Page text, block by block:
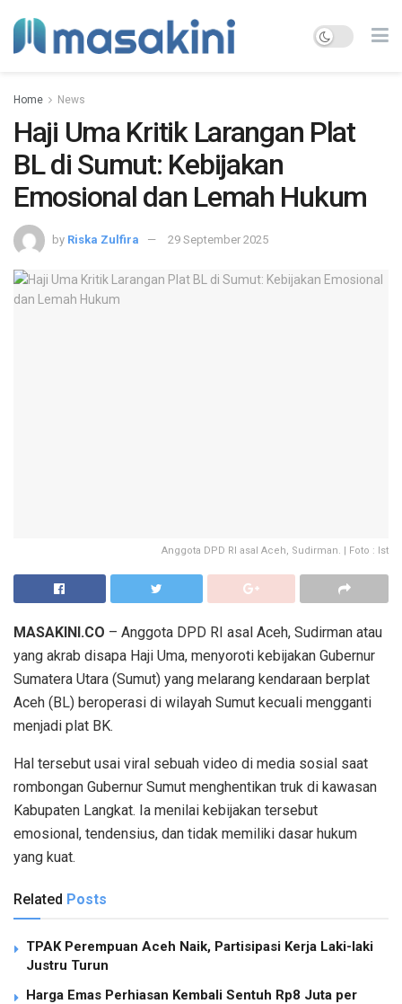
Home News
Haji Uma Kritik Larangan Plat
BL di Sumut: Kebijakan
Emosional dan Lemah Hukum
by Riska Zulfira 29 September 2025
Anggota DPD RI asal Aceh, Sudirman. | Foto : Ist
MASAKINI.CO – Anggota DPD RI asal Aceh, Sudirman atau
yang akrab disapa Haji Uma, menyoroti kebijakan Gubernur
Sumatera Utara (Sumut) yang melarang kendaraan berplat
Aceh (BL) beroperasi di wilayah Sumut kecuali mengganti
menjadi plat BK.
Hal tersebut usai viral sebuah video di media sosial saat
rombongan Gubernur Sumut menghentikan truk di kawasan
Kabupaten Langkat. Ia menilai kebijakan tersebut
emosional, tendensius, dan tidak memiliki dasar hukum
yang kuat.
Related Posts
TPAK Perempuan Aceh Naik, Partisipasi Kerja Laki-laki
Justru Turun
Harga Emas Perhiasan Kembali Sentuh Rp8 Juta per